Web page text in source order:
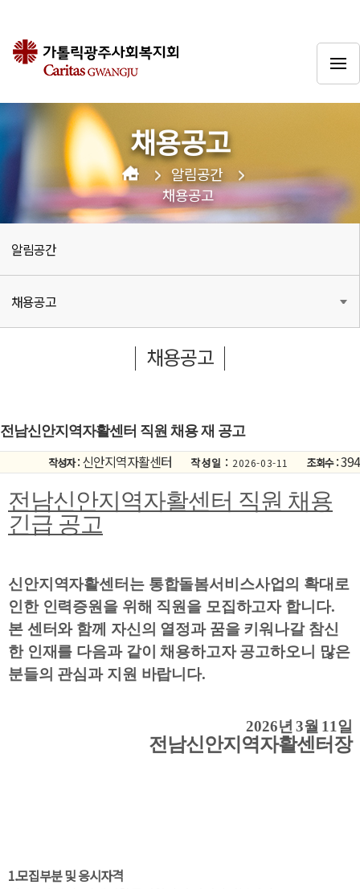
채용공고
알림공간
채용공고
알림공간
채용공고
채용공고
전남신안지역자활센터 직원 채용 재 공고
작성자 :신안지역자활센터 작성일 : 2026-03-11 조회수 :394
전남신안지역자활센터 직원 채용
긴급 공고
신안지역자활센터는 통합돌봄서비스사업의 확대로
인한 인력증원을 위해 직원을 모집하고자 합니다.
본 센터와 함께 자신의 열정과 꿈을 키워나갈 참신
한 인재를 다음과 같이 채용하고자 공고하오니 많은
분들의 관심과 지원 바랍니다.
2026년 3월 11일
전남신안지역자활센터장
1.모집부분 및 응시자격